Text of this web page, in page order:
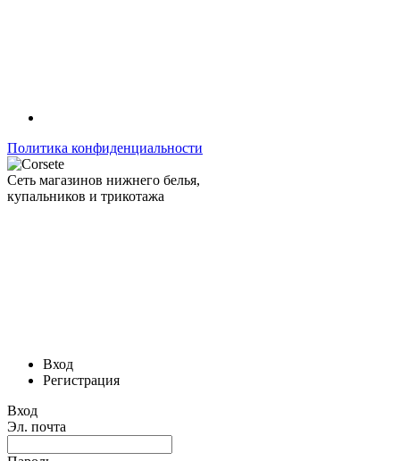
Политика конфиденциальности
Сеть магазинов нижнего белья,
купальников и трикотажа
Вход
Регистрация
Вход
Эл. почта